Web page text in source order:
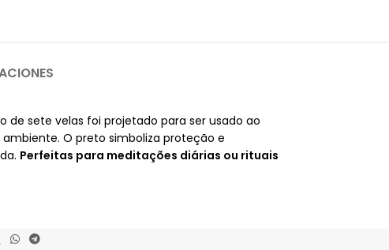
de sete velas foi projetado para ser usado ao
O preto simboliza proteção e
Perfeitas para meditações diárias ou rituais